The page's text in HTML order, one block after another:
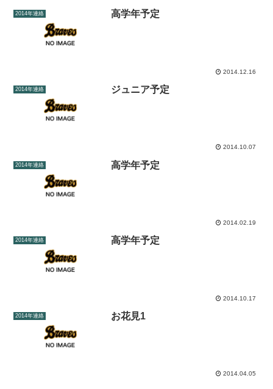
2014年連絡 高学年予定
2014.12.16
2014年連絡 ジュニア予定
2014.10.07
2014年連絡 高学年予定
2014.02.19
2014年連絡 高学年予定
2014.10.17
2014年連絡 お花見1
2014.04.05